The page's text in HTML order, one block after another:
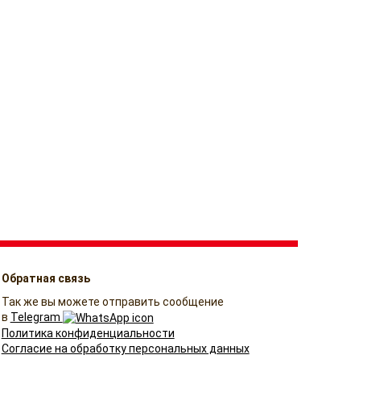
Обратная связь
Так же вы можете отправить сообщение
в Telegram
Политика конфиденциальности
Согласие на обработку персональных данных